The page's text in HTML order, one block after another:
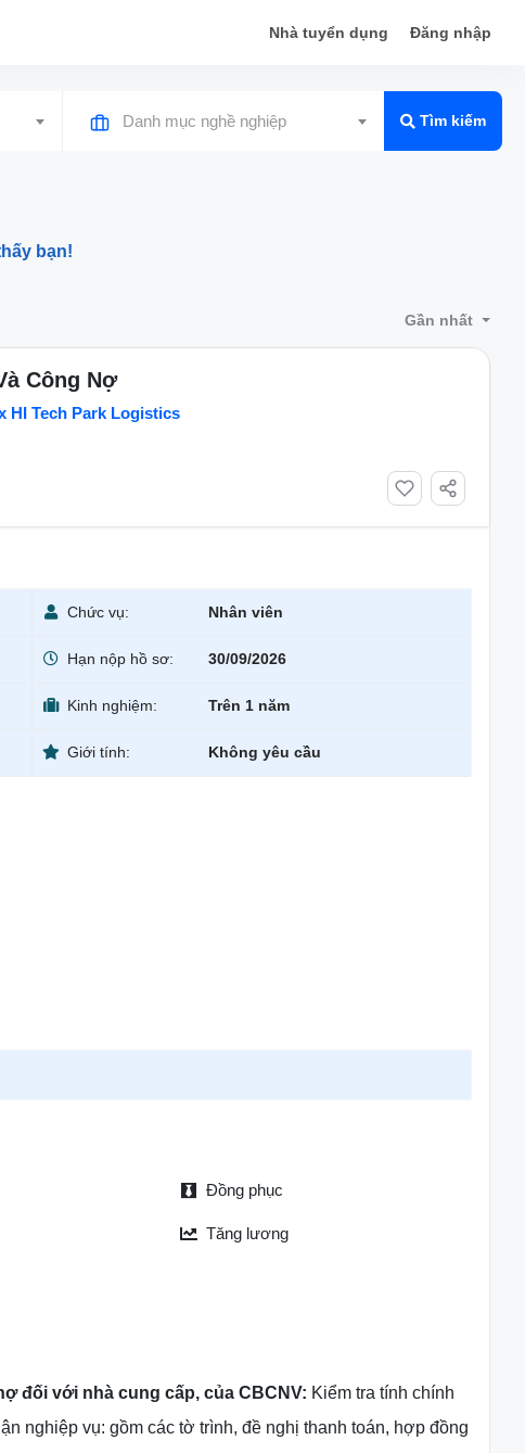
Nhà tuyển dụng Đăng nhập
Danh mục nghề nghiệp Tìm kiếm
bạn!
Gần nhất
Công Nợ
HI Tech Park Logistics
Chức vụ: Nhân viên
Hạn nộp hồ sơ: 30/09/2026
Kinh nghiệm: Trên 1 năm
Giới tính: Không yêu cầu
Đồng phục
Tăng lương
đối với nhà cung cấp, của CBCNV: Kiểm tra tính chính
nghiệp vụ: gồm các tờ trình, đề nghị thanh toán, hợp đồng